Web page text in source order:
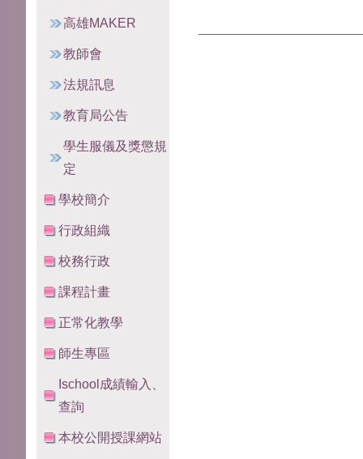
高雄MAKER
教師會
法規訊息
教育局公告
學生服儀及獎懲規
定
學校簡介
行政組織
校務行政
課程計畫
正常化教學
師生專區
Ischool成績輸入、
查詢
本校公開授課網站